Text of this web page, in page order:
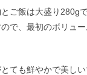
ご飯は大盛り280g
で、最初のボリュ
ても鮮やかで美し